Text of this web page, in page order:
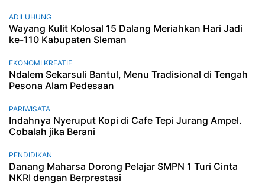
ADILUHUNG
Wayang Kulit Kolosal 15 Dalang Meriahkan Hari Jadi
ke-110 Kabupaten Sleman
EKONOMI KREATIF
Ndalem Sekarsuli Bantul, Menu Tradisional di Tengah
Pesona Alam Pedesaan
PARIWISATA
Indahnya Nyeruput Kopi di Cafe Tepi Jurang Ampel.
Cobalah jika Berani
PENDIDIKAN
Danang Maharsa Dorong Pelajar SMPN 1 Turi Cinta
NKRI dengan Berprestasi